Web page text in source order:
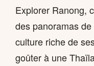
Explorer Ranong,
des panoramas
culture riche de
goûter à une